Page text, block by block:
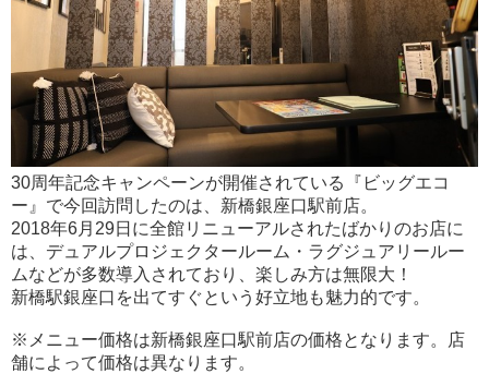
30周年記念キャンペーンが開催されている『ビッグエコ
ー』で今回訪問したのは、新橋銀座口駅前店。
2018年6月29日に全館リニューアルされたばかりのお店に
は、デュアルプロジェクタールーム・ラグジュアリールー
ムなどが多数導入されており、楽しみ方は無限大！
新橋駅銀座口を出てすぐという好立地も魅力的です。
※メニュー価格は新橋銀座口駅前店の価格となります。店
舗によって価格は異なります。